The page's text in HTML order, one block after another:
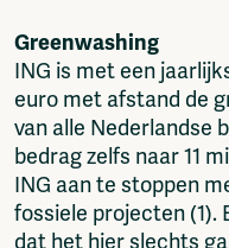
Greenwashing
ING is met een
euro met afstand de
van alle Nederlandse
bedrag zelfs naar 11
ING aan te stoppen
fossiele projecten (1).
dat het hier slechts